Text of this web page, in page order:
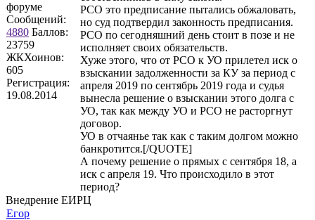
форуме
Сообщений:
4880 Баллов:
23759
ЖКХоинов:
605
Регистрация:
19.08.2014
РСО это предписание пытались обжаловать,
но суд подтвердил законность предписания.
РСО по сегодняшний день стоит в позе и не
исполняет своих обязательств.
Хуже этого, что от РСО к УО прилетел иск о
взыскании задолженности за КУ за период с
апреля 2019 по сентябрь 2019 года и судья
вынесла решение о взыскании этого долга с
УО, так как между УО и РСО не расторгнут
договор.
УО в отчаянье так как с таким долгом можно
банкротится.[/QUOTE]
А почему решение о прямых с сентября 18, а
иск с апреля 19. Что происходило в этот
период?
Внедрение ЕИРЦ
Егор